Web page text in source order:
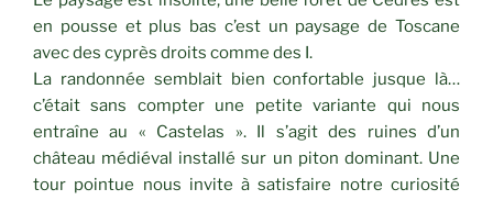
en pousse et plus bas c’est un paysage de Toscane
avec des cyprès droits comme des I.
La randonnée semblait bien confortable jusque là…
c’était sans compter une petite variante qui nous
entraîne au « Castelas ». Il s’agit des ruines d’un
château médiéval installé sur un piton dominant. Une
tour pointue nous invite à satisfaire notre curiosité